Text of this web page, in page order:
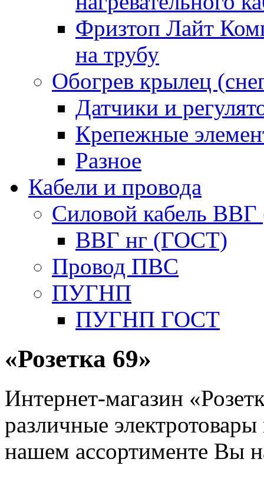
Фризтоп Лайт
на трубу
Обогрев крылец
Датчики и
Крепежные
Разное
Кабели и провода
Силовой кабель
ВВГ нг (ГОСТ)
Провод ПВС
ПУГНП
ПУГНП ГОСТ
«Розетка 69»
Интернет-магазин
различные
нашем ассортименте Вы